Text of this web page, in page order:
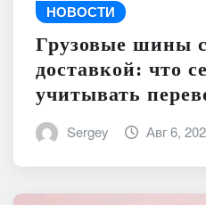
НОВОСТИ
Грузовые шины
доставкой: что
учитывать
Sergey Авг 6,